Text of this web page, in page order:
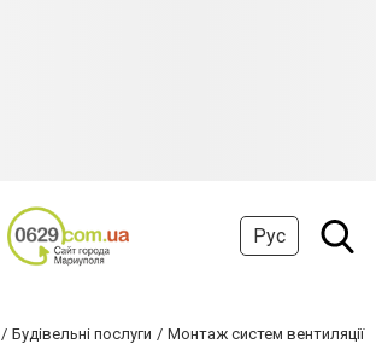
Рус
Будівельні послуги
Монтаж систем вентиляції